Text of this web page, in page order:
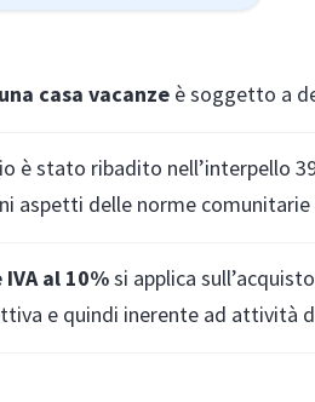
casa vacanze è soggetto a
è stato ribadito nell’interpello
aspetti delle norme comunitarie
al 10%si applica
e quindi inerente ad attività